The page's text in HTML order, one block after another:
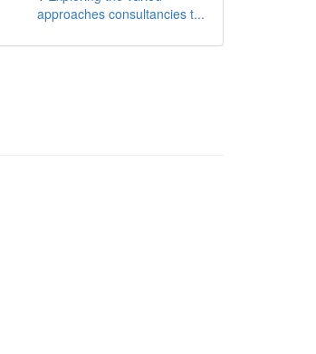
approaches consultancies t...